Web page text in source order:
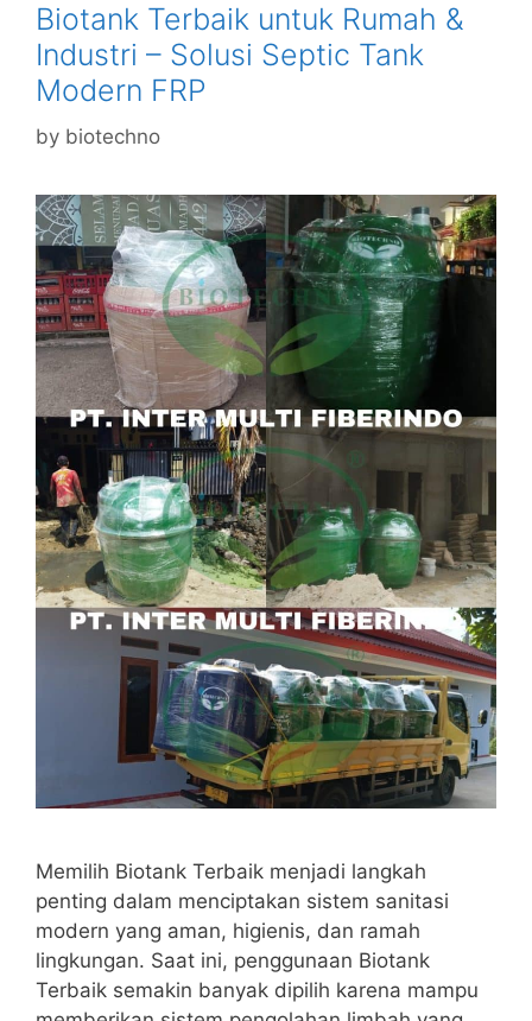
Biotank Terbaik untuk Rumah &
Industri – Solusi Septic Tank
Modern FRP
by biotechno
Memilih Biotank Terbaik menjadi langkah
penting dalam menciptakan sistem sanitasi
modern yang aman, higienis, dan ramah
lingkungan. Saat ini, penggunaan Biotank
Terbaik semakin banyak dipilih karena mampu